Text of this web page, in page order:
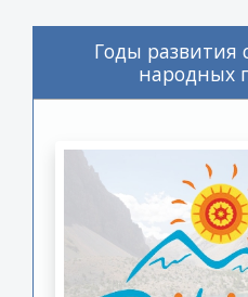
Годы развития
народных